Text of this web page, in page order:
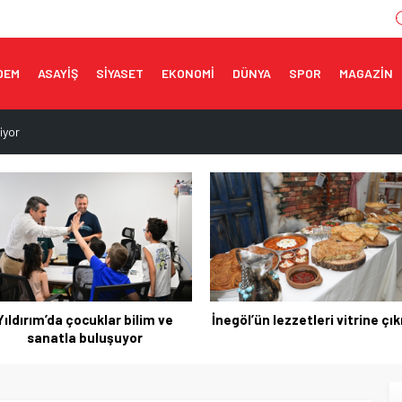
ASAYİŞ SİYASET EKONOMİ DÜNYA SPOR MAGAZİN
ve sanatla buluşuyor
çıkıyor
üretim gücünü korumaktır
buluşması
çocuklar bilim ve
sanatla buluşuyor
İnegöl’ün lezzetleri vitrine